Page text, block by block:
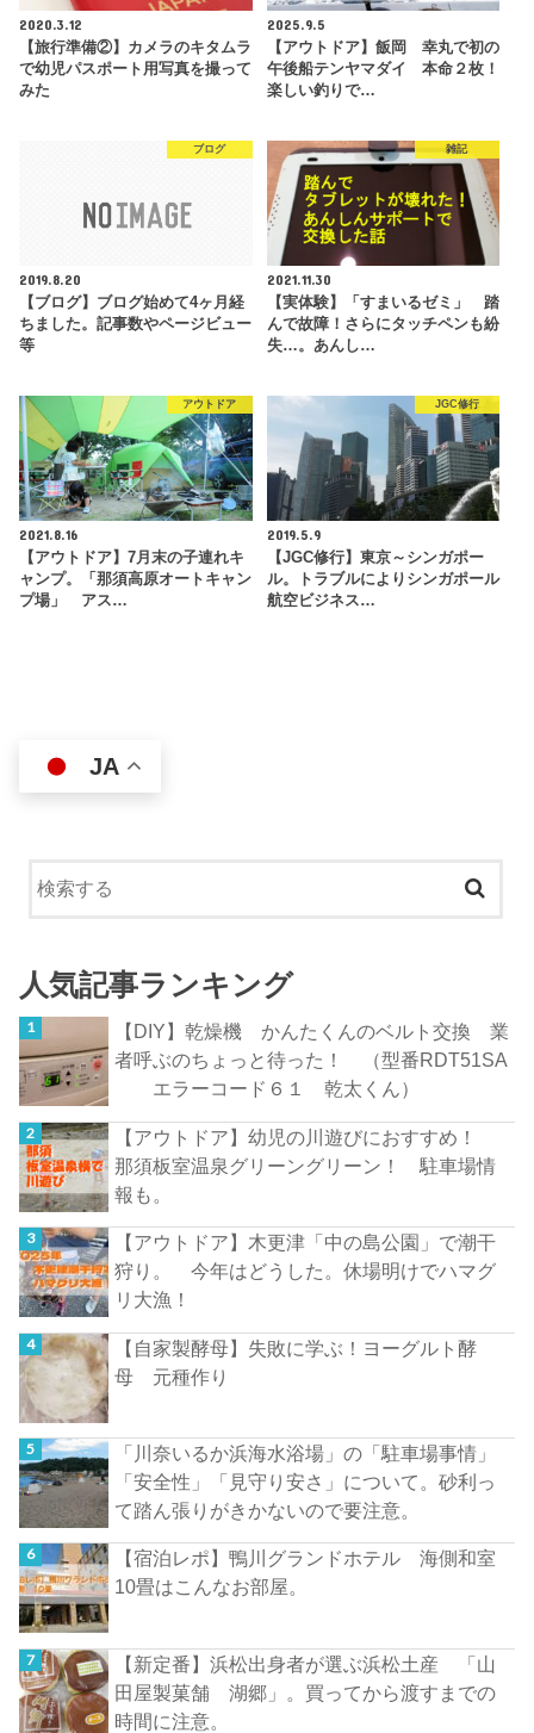
2020.3.12
【旅行準備②】カメラのキタムラ
で幼児パスポート用写真を撮って
みた
2025.9.5
【アウトドア】飯岡 幸丸で初の
午後船テンヤマダイ 本命２枚！
楽しい釣りで…
ブログ
2019.8.20
【ブログ】ブログ始めて4ヶ月経
ちました。記事数やページビュー
等
雑記
2021.11.30
【実体験】「すまいるゼミ」 踏
んで故障！さらにタッチペンも紛
失…。あんし…
アウトドア
2021.8.16
【アウトドア】7月末の子連れキ
ャンプ。「那須高原オートキャン
プ場」 アス…
JGC修行
2019.5.9
【JGC修行】東京～シンガポー
ル。トラブルによりシンガポール
航空ビジネス…
JA
人気記事ランキング
【DIY】乾燥機 かんたくんのベルト交換 業
者呼ぶのちょっと待った！ （型番RDT51SA
エラーコード６１ 乾太くん）
【アウトドア】幼児の川遊びにおすすめ！
那須板室温泉グリーングリーン！ 駐車場情
報も。
【アウトドア】木更津「中の島公園」で潮干
狩り。 今年はどうした。休場明けでハマグ
リ大漁！
【自家製酵母】失敗に学ぶ！ヨーグルト酵
母 元種作り
「川奈いるか浜海水浴場」の「駐車場事情」
「安全性」「見守り安さ」について。砂利っ
て踏ん張りがきかないので要注意。
【宿泊レポ】鴨川グランドホテル 海側和室
10畳はこんなお部屋。
【新定番】浜松出身者が選ぶ浜松土産 「山
田屋製菓舗 湖郷」。買ってから渡すまでの
時間に注意。